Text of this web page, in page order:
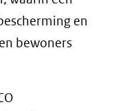
en
bewoners